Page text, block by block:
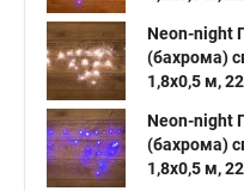
Neon-night
(бахрома)
1,8х0,5 м,
Neon-night
(бахрома)
1,8х0,5 м,